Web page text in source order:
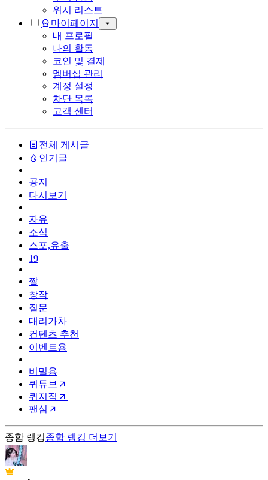
위시 리스트
마이페이지
내 프로필
나의 활동
코인 및 결제
멤버십 관리
계정 설정
차단 목록
고객 센터
전체 게시글
인기글
공지
다시보기
자유
소식
스포,유출
19
짤
창작
질문
대리가차
컨텐츠 추천
이벤트용
비밀용
퀴튜브
퀴지직
팬심
종합 랭킹종합 랭킹 더보기